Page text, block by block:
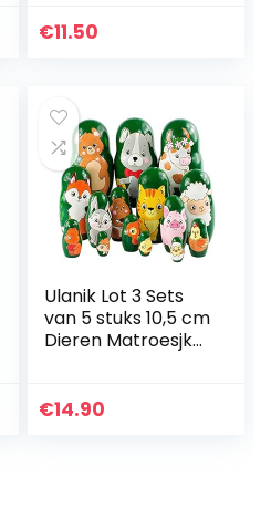
handbeschilderd,
€11.50
Ulanik Lot 3 Sets
van 5 stuks 10,5 cm
Dieren Matroesjka
Geschilderd
€14.90